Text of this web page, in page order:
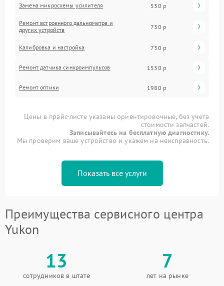
Замена микросхемы усилителя 530 р
Ремонт встроенного дальнометра и
других устройств
730 р
Калибровка и настройка 730 р
Ремонт датчика синхроимпульсов 1530 р
Ремонт оптики 1980 р
Цены в прайс-листе указаны ориентировочные, без учета
стоимости запчастей.
Записывайтесь на бесплатную диагностику.
Мы проверим ваше устройство и укажем на неисправность.
Показать все услуги
Преимущества сервисного центра
Yukon
13
сотрудников в штате
7
лет на рынке